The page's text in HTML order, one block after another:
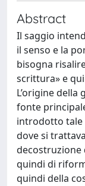
Abstract
Il saggio
il senso e la
bisogna
scrittura» e
L’origine
fonte
introdotto tale
dove si
decostruzione
quindi di
quindi della